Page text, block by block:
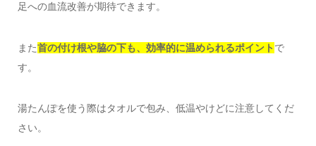
足への血流改善が期待できます。
また首の付け根や脇の下も、効率的に温められるポイント で
す。
湯たんぽを使う際はタオルで包み、低温やけどに注意してくだ
さい。